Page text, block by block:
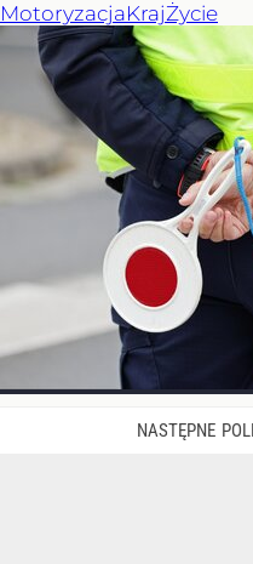
MotoryzacjaKrajŻycie